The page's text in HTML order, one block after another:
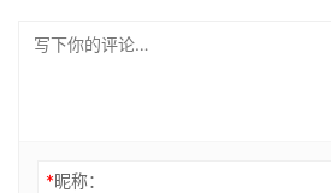
*昵称：